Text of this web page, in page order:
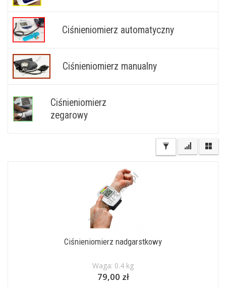
Ciśnieniomierz automatyczny
Ciśnieniomierz manualny
Ciśnieniomierz
zegarowy
Ciśnieniomierz nadgarstkowy
Waga: 0.4 kg
79,00 zł